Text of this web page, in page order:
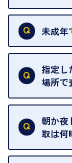
本人確認
類はこち
未成年
18歳未
ただけま
指定し
場所で
ご自宅以
定のお店
えられる
朝か夜
取は何
ご訪問可